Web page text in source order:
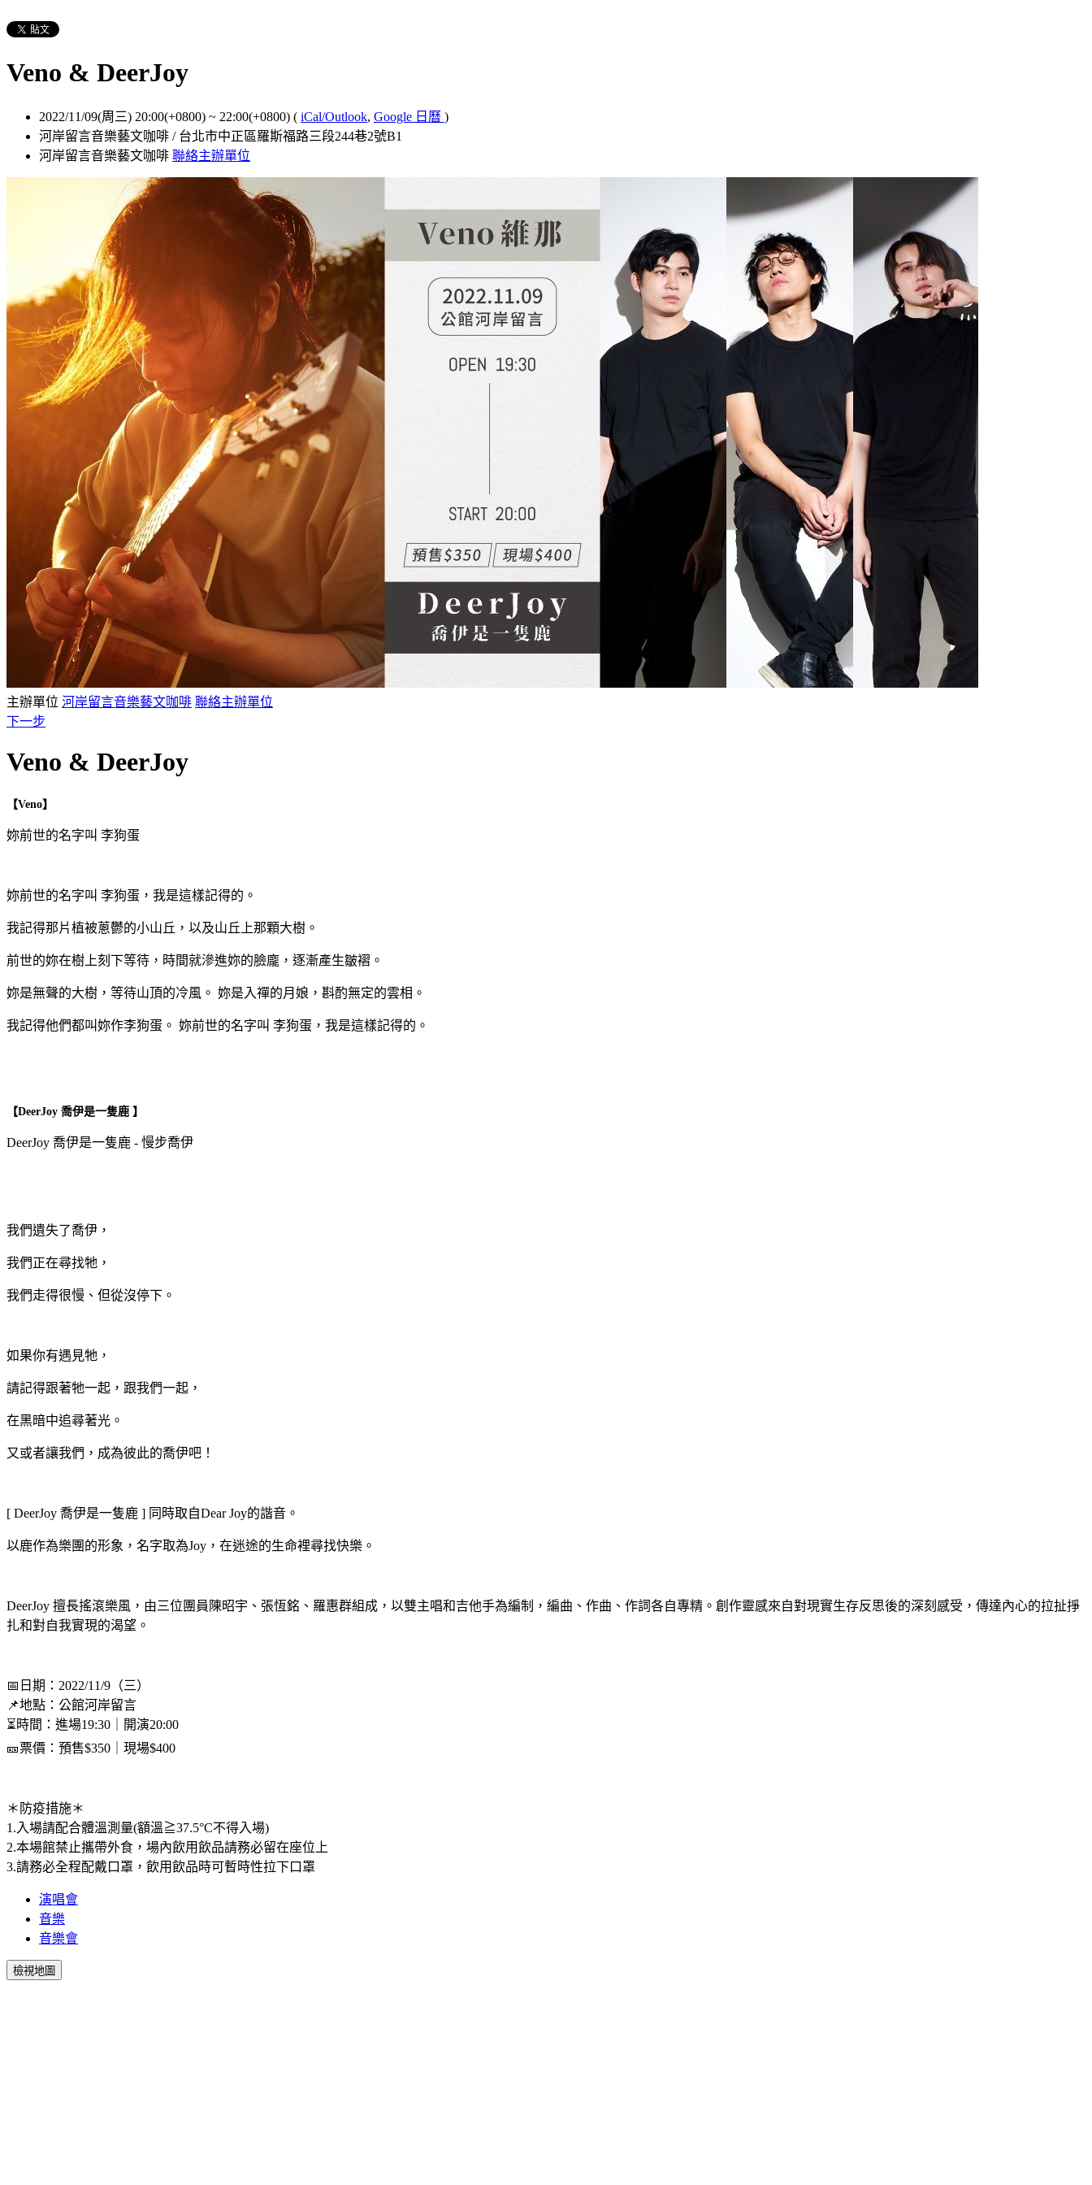
Veno & DeerJoy
2022/11/09(周三) 20:00(+0800) ~ 22:00(+0800) ( iCal/Outlook, Google 日曆 )
河岸留言音樂藝文咖啡 / 台北市中正區羅斯福路三段244巷2號B1
河岸留言音樂藝文咖啡 聯絡主辦單位
主辦單位 河岸留言音樂藝文咖啡 聯絡主辦單位
下一步
Veno & DeerJoy
【Veno】
妳前世的名字叫 李狗蛋
妳前世的名字叫 李狗蛋，我是這樣記得的。
我記得那片植被蔥鬱的小山丘，以及山丘上那顆大樹。
前世的妳在樹上刻下等待，時間就滲進妳的臉龐，逐漸產生皺褶。
妳是無聲的大樹，等待山頂的冷風。 妳是入禪的月娘，斟酌無定的雲相。
我記得他們都叫妳作李狗蛋。 妳前世的名字叫 李狗蛋，我是這樣記得的。
【DeerJoy 喬伊是一隻鹿 】
DeerJoy 喬伊是一隻鹿 - 慢步喬伊
我們遺失了喬伊，
我們正在尋找牠，
我們走得很慢、但從沒停下。
如果你有遇見牠，
請記得跟著牠一起，跟我們一起，
在黑暗中追尋著光。
又或者讓我們，成為彼此的喬伊吧！
[ DeerJoy 喬伊是一隻鹿 ] 同時取自Dear Joy的諧音。
以鹿作為樂團的形象，名字取為Joy，在迷途的生命裡尋找快樂。
DeerJoy 擅長搖滾樂風，由三位團員陳昭宇、張恆銘、羅惠群組成，以雙主唱和吉他手為編制，編曲、作曲、作詞各自專精。創作靈感來自對現實生存反思後的深刻感受，傳達內心的拉扯掙
扎和對自我實現的渴望。
📅日期：2022/11/9（三）
📌地點：公館河岸留言
⏳時間：進場19:30｜開演20:00
🎫票價：預售$350｜現場$400
＊防疫措施＊
1.入場請配合體溫測量(額溫≧37.5°C不得入場)
2.本場館禁止攜帶外食，場內飲用飲品請務必留在座位上
3.請務必全程配戴口罩，飲用飲品時可暫時性拉下口罩
演唱會
音樂
音樂會
檢視地圖